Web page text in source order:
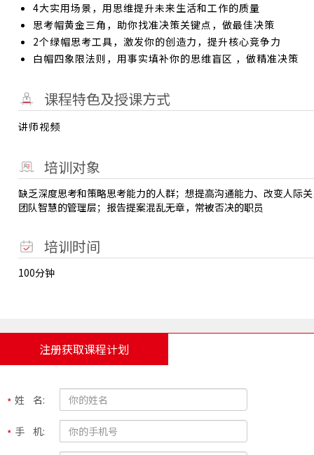
4大实用场景，用思维提升未来生活和工作的质量
思考帽黄金三角，助你找准决策关键点，做最佳决策
2个绿帽思考工具，激发你的创造力，提升核心竞争力
白帽四象限法则，用事实填补你的思维盲区 ，做精准决策
课程特色及授课方式
讲师视频
培训对象
缺乏深度思考和策略思考能力的人群；想提高沟通能力、改变人际
团队智慧的管理层；报告提案混乱无章，常被否决的职员
培训时间
100分钟
注册获取课程计划
姓 名:
手 机: